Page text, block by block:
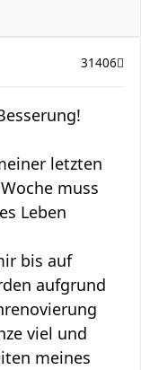
31406
letzten
muss
Leben
bis auf
aufgrund
viel und
meines